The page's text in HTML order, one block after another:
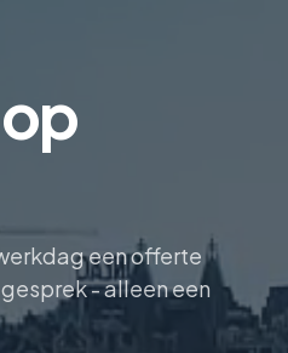
een offerte
- alleen een